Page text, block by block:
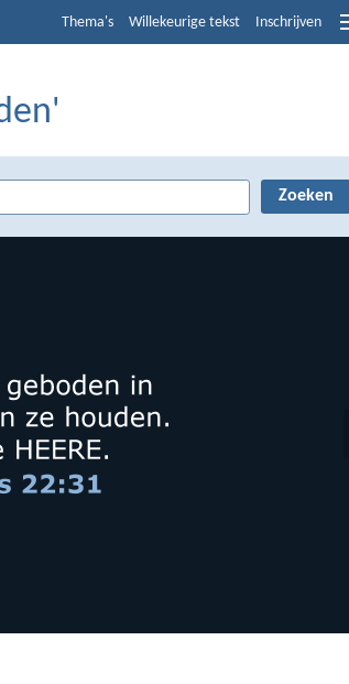
Thema's Willekeurige tekst Inschrijven